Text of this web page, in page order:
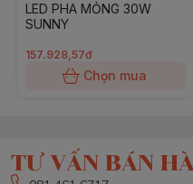
LED PHA MỎNG 30W
SUNNY
157.928,57đ
Chọn mua
TƯ VẤN BÁN